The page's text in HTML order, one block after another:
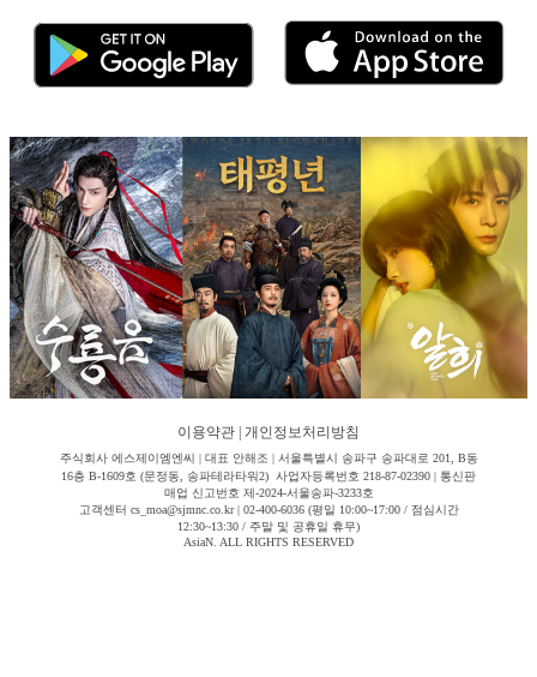
이용약관 개인정보처리방침
주식회사 에스제이엠엔씨 | 대표 안해조 | 서울특별시 송파구 송파대로 201, B동
16층 B-1609호 (문정동, 송파테라타워2) 사업자등록번호 218-87-02390 | 통신판
매업 신고번호 제-2024-서울송파-3233호
고객센터 cs_moa@sjmnc.co.kr | 02-400-6036 (평일 10:00~17:00 / 점심시간
12:30~13:30 / 주말 및 공휴일 휴무)
AsiaN. ALL RIGHTS RESERVED